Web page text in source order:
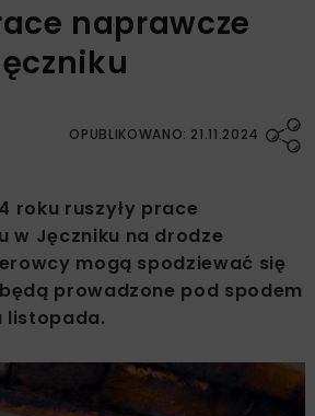
naprawcze
OPUBLIKOWANO: 21.11.2024
roku ruszyły prace
w Jęczniku na drodze
mogą spodziewać się
prowadzone pod spodem
listopada.